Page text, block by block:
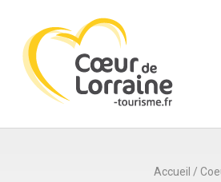
Accueil /